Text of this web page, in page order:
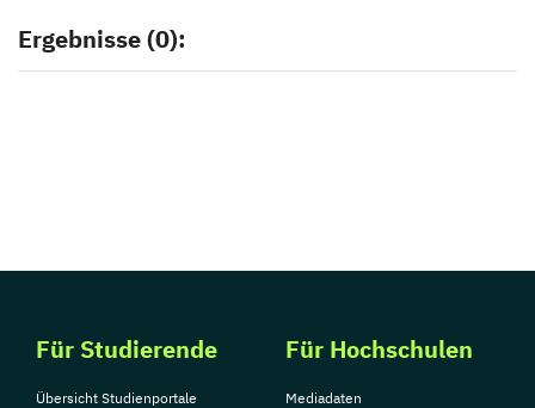
Ergebnisse (0):
Für Studierende
Übersicht Studienportale
Für Hochschulen
Mediadaten